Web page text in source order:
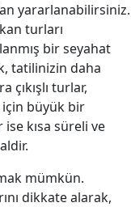
yararlanabilirsiniz.
turları
bir seyahat
tatilinizin daha
çıkışlı turlar,
büyük bir
kısa süreli ve
mümkün.
dikkate alarak,